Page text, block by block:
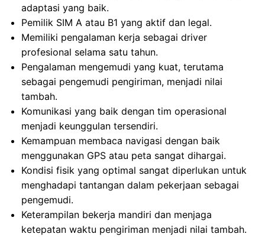
adaptasi yang baik.
Pemilik SIM A atau B1 yang aktif dan legal.
Memiliki pengalaman kerja sebagai driver
profesional selama satu tahun.
Pengalaman mengemudi yang kuat, terutama
sebagai pengemudi pengiriman, menjadi nilai
tambah.
Komunikasi yang baik dengan tim operasional
menjadi keunggulan tersendiri.
Kemampuan membaca navigasi dengan baik
menggunakan GPS atau peta sangat dihargai.
Kondisi fisik yang optimal sangat diperlukan untuk
menghadapi tantangan dalam pekerjaan sebagai
pengemudi.
Keterampilan bekerja mandiri dan menjaga
ketepatan waktu pengiriman menjadi nilai tambah.